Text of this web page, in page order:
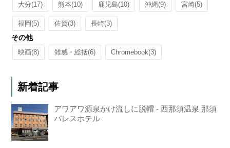
大分(17) 熊本(10) 鹿児島(10) 沖縄(9) 宮崎(5)
福岡(5) 佐賀(3) 長崎(3)
その他
映画(8) 雑感・総括(6) Chromebook(3)
新着記事
アワアワ源泉かけ流しに脱帽 - 西那須温泉 那須
パレスホテル